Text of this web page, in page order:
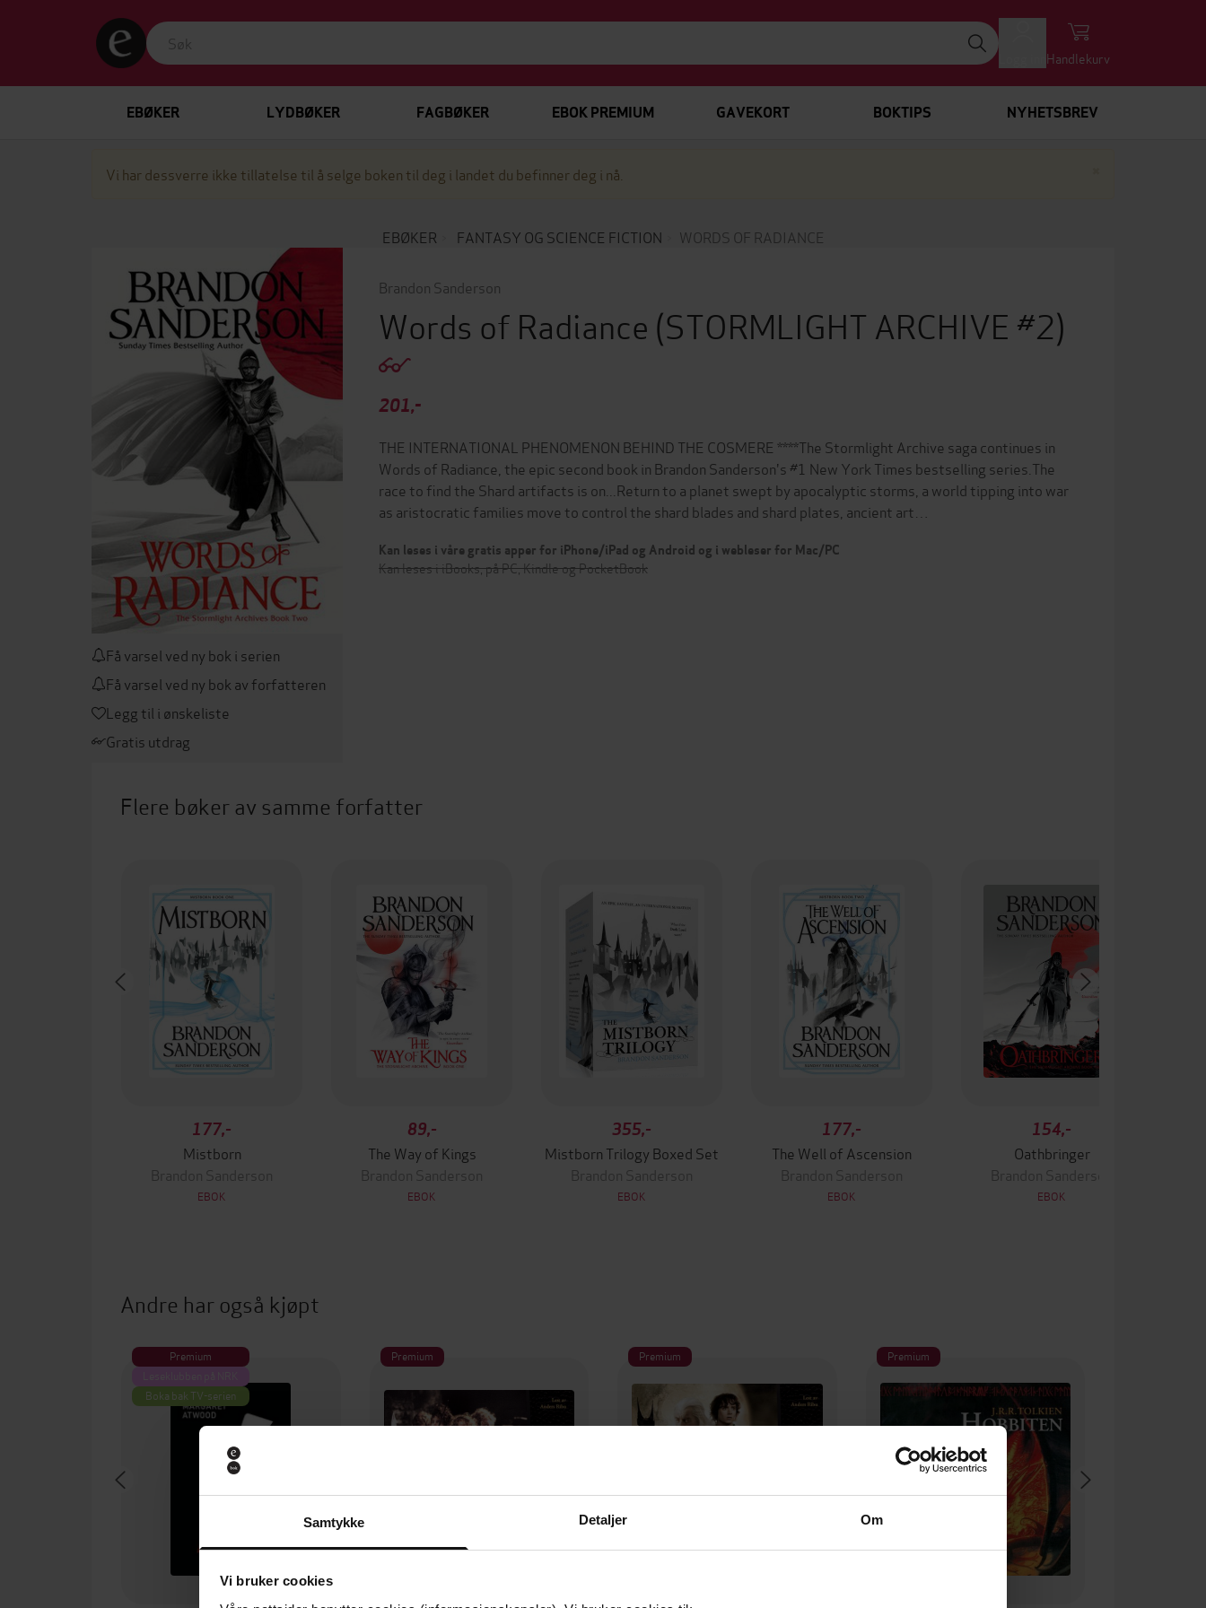
Samtykke Detaljer Om
Vi bruker cookies
Handlekurv
EBØKER LYDBØKER FAGBØKER EBOK PREMIUM GAVEKORT BOKTIPS NYHETSBREV
Vi har dessverre ikke tillatelse til å selge boken til deg i landet du befinner deg i nå.
EBØKER FANTASY OG SCIENCE FICTION WORDS OF RADIANCE
Få varsel ved ny bok i serien
Få varsel ved ny bok av forfatteren
Legg til i ønskeliste
Gratis utdrag
Brandon Sanderson
Words of Radiance (STORMLIGHT ARCHIVE #2)
201,-
THE INTERNATIONAL PHENOMENON BEHIND THE COSMERE ****The Stormlight Archive saga continues in
Words of Radiance, the epic second book in Brandon Sanderson's #1 New York Times bestselling series.The
race to find the Shard artifacts is on...Return to a planet swept by apocalyptic storms, a world tipping into war
as aristocratic families move to control the shard blades and shard plates, ancient art…
Kan leses i våre gratis apper for iPhone/iPad og Android og i webleser for Mac/PC
Kan leses i iBooks, på PC, Kindle og PocketBook
Flere bøker av samme forfatter
177,-
Mistborn
Brandon Sanderson
EBOK
89,-
The Way of Kings
Brandon Sanderson
EBOK
355,-
Mistborn Trilogy Boxed Set
Brandon Sanderson
EBOK
177,-
The Well of Ascension
Brandon Sanderson
EBOK
154,-
Oathbringer
Brandon Sanderson
EBOK
Andre har også kjøpt
Premium
Boka bak TV-serien
Premium Premium Premium